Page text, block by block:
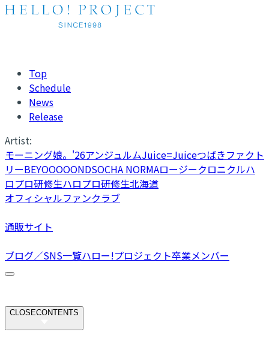
Top
Schedule
News
Release
Artist:
モーニング娘。'26アンジュルムJuice=Juiceつばきファクト
リーBEYOOOOONDSOCHA NORMAロージークロニクルハ
ロプロ研修生ハロプロ研修生北海道
オフィシャルファンクラブ
通販サイト
ブログ／SNS一覧ハロー!プロジェクト卒業メンバー
CLOSECONTENTS